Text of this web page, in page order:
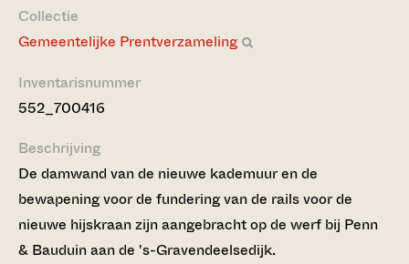
Collectie
Gemeentelijke Prentverzameling
Inventarisnummer
552_700416
Beschrijving
De damwand van de nieuwe kademuur en de
bewapening voor de fundering van de rails voor de
nieuwe hijskraan zijn aangebracht op de werf bij Penn
& Bauduin aan de 's-Gravendeelsedijk.